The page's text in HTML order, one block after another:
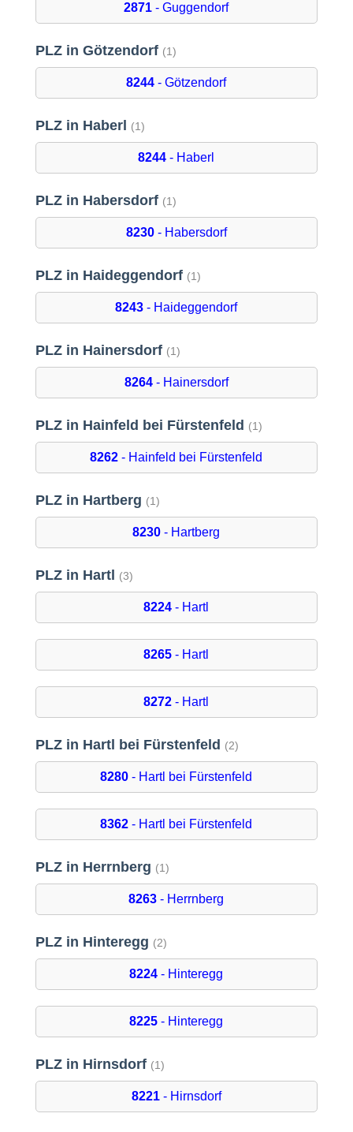
2871 - Guggendorf
PLZ in Götzendorf (1)
8244 - Götzendorf
PLZ in Haberl (1)
8244 - Haberl
PLZ in Habersdorf (1)
8230- Habersdorf
PLZ in Haideggendorf (1)
8243 - Haideggendorf
PLZ in Hainersdorf (1)
8264- Hainersdorf
PLZ in Hainfeld bei Fürstenfeld (1)
8262 - Hainfeld bei Fürstenfeld
PLZ in Hartberg (1)
8230 - Hartberg
PLZ in Hartl (3)
8224 - Hartl
8265 - Hartl
8272 - Hartl
PLZ in Hartl bei Fürstenfeld (2)
8280 - Hartl bei Fürstenfeld
8362 - Hartl bei Fürstenfeld
PLZ in Herrnberg (1)
8263 - Herrnberg
PLZ in Hinteregg (2)
8224 - Hinteregg
8225 - Hinteregg
PLZ in Hirnsdorf (1)
8221- Hirnsdorf